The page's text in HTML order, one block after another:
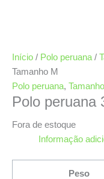
Início / Polo peruana /
Tamanho M
Polo peruana,
Polo peruana
Fora de estoque
Informação
Peso